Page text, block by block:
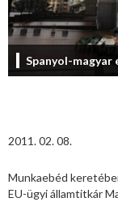
Spanyol-
2011. 02. 08.
Munkaebéd
EU-ügyi államtitkár